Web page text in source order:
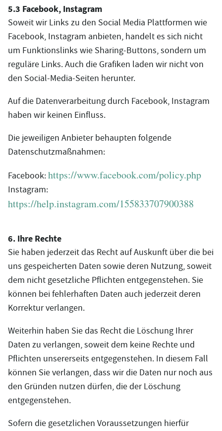
5.3 Facebook, Instagram
Soweit wir Links zu den Social Media Plattformen wie
Facebook, Instagram anbieten, handelt es sich nicht
um Funktionslinks wie Sharing-Buttons, sondern um
reguläre Links. Auch die Grafiken laden wir nicht von
den Social-Media-Seiten herunter.
Auf die Datenverarbeitung durch Facebook, Instagram
haben wir keinen Einfluss.
Die jeweiligen Anbieter behaupten folgende
Datenschutzmaßnahmen:
Facebook:https://www.facebook.com/policy.php
Instagram:
https://help.instagram.com/155833707900388
6. Ihre Rechte
Sie haben jederzeit das Recht auf Auskunft über die bei
uns gespeicherten Daten sowie deren Nutzung, soweit
dem nicht gesetzliche Pflichten entgegenstehen. Sie
können bei fehlerhaften Daten auch jederzeit deren
Korrektur verlangen.
Weiterhin haben Sie das Recht die Löschung Ihrer
Daten zu verlangen, soweit dem keine Rechte und
Pflichten unsererseits entgegenstehen. In diesem Fall
können Sie verlangen, dass wir die Daten nur noch aus
den Gründen nutzen dürfen, die der Löschung
entgegenstehen.
Sofern die gesetzlichen Voraussetzungen hierfür